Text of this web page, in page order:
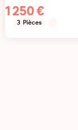
1 250 €
3 Pièces